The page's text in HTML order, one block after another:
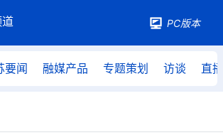
PC版本
要闻 融媒产品 专题策划 访谈 直播